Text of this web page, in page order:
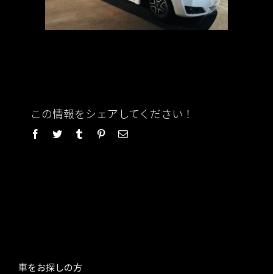
この情報をシェアしてください！
Facebook
Twitter Tumblr Pinterest
電
車をお探しの方